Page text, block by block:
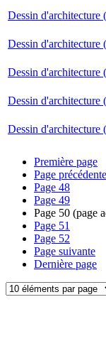
Dessin
Dessin
Dessin
Dessin
Dessin
Première page
Page précédente
Page 48
Page 49
Page 50 (page
Page 51
Page 52
Page suivante
Dernière page